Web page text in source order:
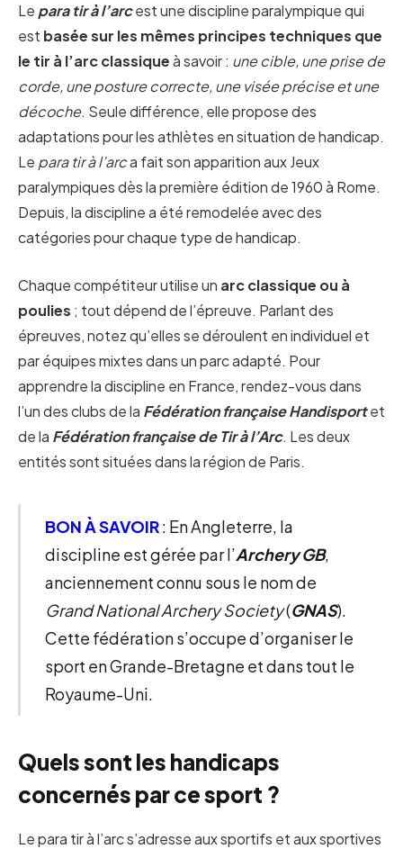
Le para tir à l’arcest une discipline paralympique qui
est basée sur les mêmes principes techniques que
le tir à l’arc classiqueà savoir : une cible, une prise de
corde, une posture correcte, une visée précise et une
décoche. Seule différence, elle propose des
adaptations pour les athlètes en situation de handicap.
Le para tir à l’arca fait son apparition aux Jeux
paralympiques dès la première édition de 1960 à Rome.
Depuis, la discipline a été remodelée avec des
catégories pour chaque type de handicap.
Chaque compétiteur utilise un arc classique ou à
poulies ; tout dépend de l’épreuve. Parlant des
épreuves, notez qu’elles se déroulent en individuel et
par équipes mixtes dans un parc adapté. Pour
apprendre la discipline en France, rendez-vous dans
l’un des clubs de la Fédération française Handisportet
de la Fédération française de Tir à l’Arc. Les deux
entités sont situées dans la région de Paris.
BON À SAVOIR: En Angleterre, la
discipline est gérée par l’Archery GB,
anciennement connu sous le nom de
Grand National Archery Society(GNAS).
Cette fédération s’occupe d’organiser le
sport en Grande-Bretagne et dans tout le
Royaume-Uni.
Quels sont les handicaps
concernés par ce sport ?
Le para tir à l’arc s’adresse aux sportifs et aux sportives